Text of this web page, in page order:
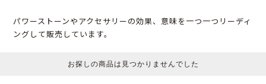
パワーストーンやアクセサリーの効果、意味を一つ一つリーディ
ングして販売しています。
お探しの商品は見つかりませんでした